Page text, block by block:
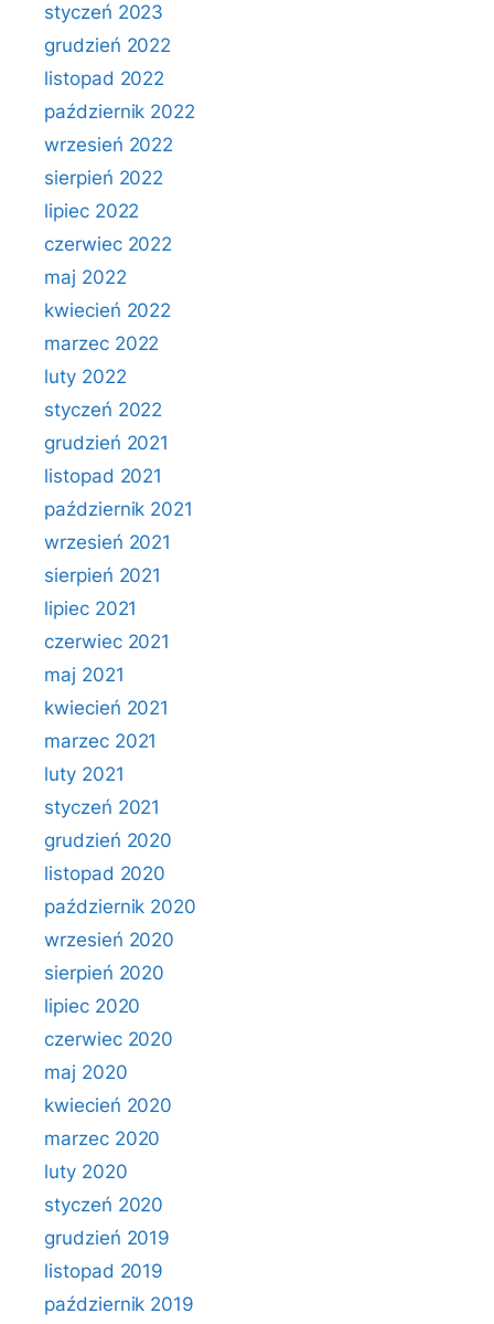
styczeń 2023
grudzień 2022
listopad 2022
październik 2022
wrzesień 2022
sierpień 2022
lipiec 2022
czerwiec 2022
maj 2022
kwiecień 2022
marzec 2022
luty 2022
styczeń 2022
grudzień 2021
listopad 2021
październik 2021
wrzesień 2021
sierpień 2021
lipiec 2021
czerwiec 2021
maj 2021
kwiecień 2021
marzec 2021
luty 2021
styczeń 2021
grudzień 2020
listopad 2020
październik 2020
wrzesień 2020
sierpień 2020
lipiec 2020
czerwiec 2020
maj 2020
kwiecień 2020
marzec 2020
luty 2020
styczeń 2020
grudzień 2019
listopad 2019
październik 2019